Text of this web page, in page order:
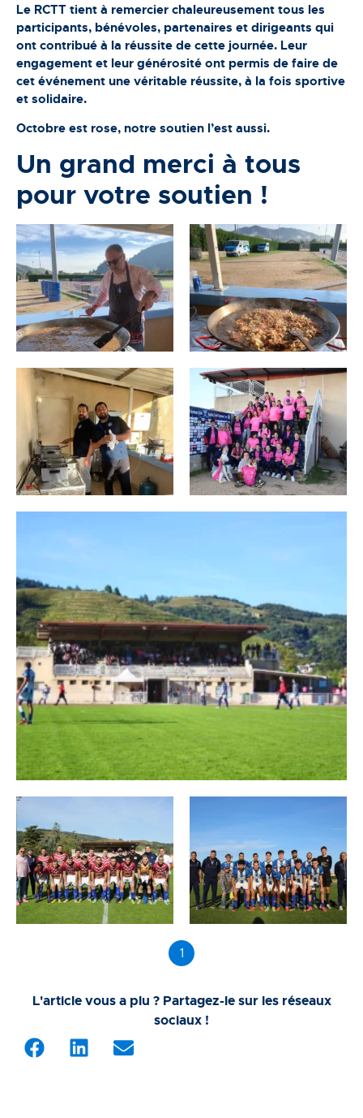
Le RCTT tient à remercier chaleureusement tous les
participants, bénévoles, partenaires et dirigeants qui
ont contribué à la réussite de cette journée. Leur
engagement et leur générosité ont permis de faire de
cet événement une véritable réussite, à la fois sportive
et solidaire.
Octobre est rose, notre soutien l’est aussi.
Un grand merci à tous
pour votre soutien !
1
L'article vous a plu ? Partagez-le sur les réseaux
sociaux !